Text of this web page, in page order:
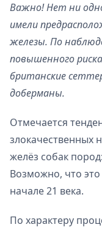
Важно! Нет ни
имели
железы. По
повышенного
британские
доберманы.
Отмечается
злокачественных
желёз собак
Возможно, что
начале 21 века.
По характеру